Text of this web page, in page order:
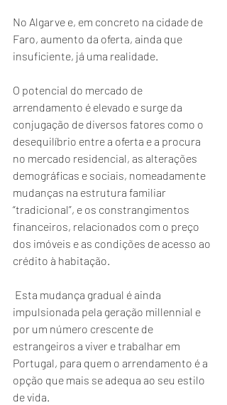
No Algarve e, em concreto na cidade de
Faro, aumento da oferta, ainda que
insuficiente, já uma realidade.
O potencial do mercado de
arrendamento é elevado e surge da
conjugação de diversos fatores como o
desequilíbrio entre a oferta e a procura
no mercado residencial, as alterações
demográficas e sociais, nomeadamente
mudanças na estrutura familiar
“tradicional”, e os constrangimentos
financeiros, relacionados com o preço
dos imóveis e as condições de acesso ao
crédito à habitação.
impulsionada pela geração millennial e
por um número crescente de
estrangeiros a viver e trabalhar em
Portugal, para quem o arrendamento é a
opção que mais se adequa ao seu estilo
de vida.